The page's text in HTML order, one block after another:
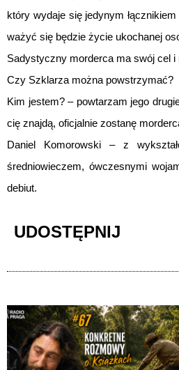
który wydaje się jedynym
ważyć się będzie życie ukochanej
Sadystyczny morderca ma swój cel
Czy Szklarza można powstrzymać?
Kim jestem? – powtarzam jego
cię znajdą, oficjalnie zostanę
Daniel Komorowski – z
średniowieczem, ówczesnymi
debiut.
UDOSTĘPNIJ